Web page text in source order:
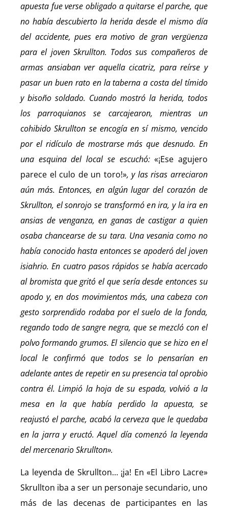
apuesta fue verse obligado a quitarse el parche, que
no había descubierto la herida desde el mismo día
del accidente, pues era motivo de gran vergüenza
para el joven Skrullton. Todos sus compañeros de
armas ansiaban ver aquella cicatriz, para reírse y
pasar un buen rato en la taberna a costa del tímido
y bisoño soldado. Cuando mostró la herida, todos
los parroquianos se carcajearon, mientras un
cohibido Skrullton se encogía en sí mismo, vencido
por el ridículo de mostrarse más que desnudo. En
una esquina del local se escuchó:«¡Ese agujero
parece el culo de un toro!», y las risas arreciaron
aún más. Entonces, en algún lugar del corazón de
Skrullton, el sonrojo se transformó en ira, y la ira en
ansias de venganza, en ganas de castigar a quien
osaba chancearse de su tara. Una vesania como no
había conocido hasta entonces se apoderó del joven
isiahrio. En cuatro pasos rápidos se había acercado
al bromista que gritó el que sería desde entonces su
apodo y, en dos movimientos más, una cabeza con
gesto sorprendido rodaba por el suelo de la fonda,
regando todo de sangre negra, que se mezcló con el
polvo formando grumos. El silencio que se hizo en el
local le confirmó que todos se lo pensarían en
adelante antes de repetir en su presencia tal oprobio
contra él. Limpió la hoja de su espada, volvió a la
mesa en la que había perdido la apuesta, se
reajustó el parche, acabó la cerveza que le quedaba
en la jarra y eructó. Aquel día comenzó la leyenda
del mercenario Skrullton».
La leyenda de Skrullton… ¡ja! En «El Libro Lacre»
Skrullton iba a ser un personaje secundario, uno
más de las decenas de participantes en las